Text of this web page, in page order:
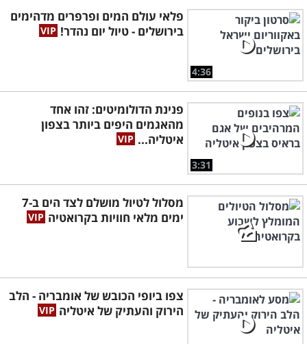
4:36
פלאי עולם המים ופרפרים מדהימים
בירושלים - טיול יום נהדר!
3:31
פנינת הדולומיטים: זהו אחד
מהאגמים היפים ביותר בצפון
איטליה...
מסלול לטיול מושלם לצד הים ב-7
ימים מלאי חוויות בקרואטיה
צפו ביופי הכובש של אומבריה - הלב
הירוק והעתיק של איטליה